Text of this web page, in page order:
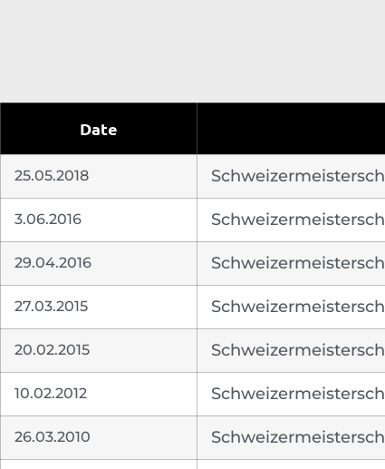
Date
25.05.2018
3.06.2016
29.04.2016
27.03.2015
20.02.2015
10.02.2012
26.03.2010